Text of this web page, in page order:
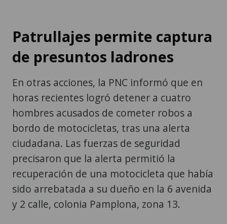
Patrullajes permite captura
de presuntos ladrones
En otras acciones, la PNC informó que en
horas recientes logró detener a cuatro
hombres acusados de cometer robos a
bordo de motocicletas, tras una alerta
ciudadana. Las fuerzas de seguridad
precisaron que la alerta permitió la
recuperación de una motocicleta que había
sido arrebatada a su dueño en la 6 avenida
y 2 calle, colonia Pamplona, zona 13.